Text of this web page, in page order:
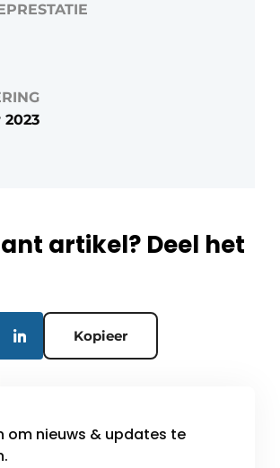
artikel? Deel het
Kopieer
om nieuws & updates te